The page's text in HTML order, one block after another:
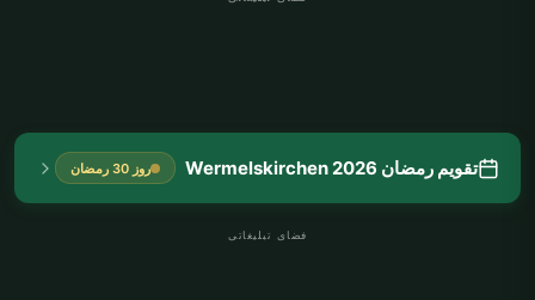
تقویم رمضان Wermelskirchen 2026 روز 30 رمضان
فضای تبلیغاتی